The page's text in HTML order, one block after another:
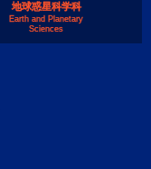
地球惑星科学科
Earth and Planetary
Sciences